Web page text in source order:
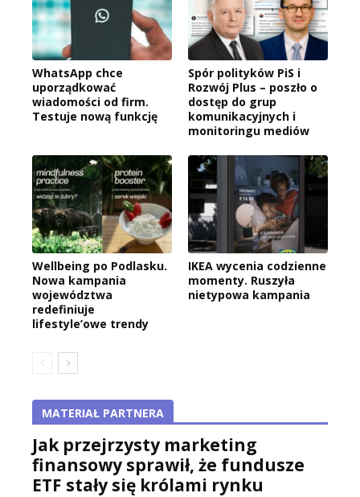
WhatsApp chce
uporządkować
wiadomości od firm.
Testuje nową funkcję
Spór polityków PiS i
Rozwój Plus – poszło o
dostęp do grup
komunikacyjnych i
monitoringu mediów
Wellbeing po Podlasku.
Nowa kampania
województwa
redefiniuje
lifestyle’owe trendy
IKEA wycenia codzienne
momenty. Ruszyła
nietypowa kampania
MATERIAŁ PARTNERA
Jak przejrzysty marketing
finansowy sprawił, że fundusze
ETF stały się królami rynku